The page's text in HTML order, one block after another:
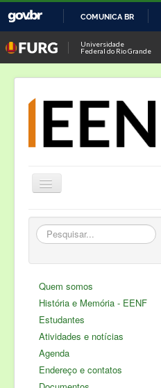
O
COMUNICA BR
Universidade
Federal do Rio Grande
Alternar
Navegação
Notícias
Cursos
Laboratório de Enfermagem
Semana de Enfermagem
Nossos Sites
Produção Científica
COVID - 19
Pesquisar...
Quem somos
História e Memória - EENF
Estudantes
Atividades e notícias
Agenda
Endereço e contatos